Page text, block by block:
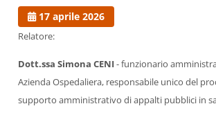
17 aprile 2026
Relatore:
Dott.ssa Simona CENI- funzionario
Azienda Ospedaliera, responsabile unico del
supporto amministrativo di appalti pubblici in